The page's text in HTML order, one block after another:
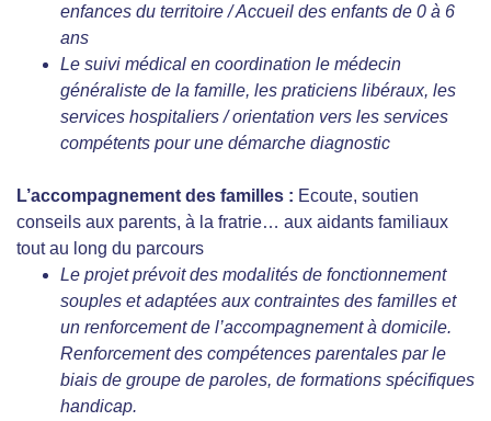
enfances du territoire / Accueil des enfants de 0 à 6
ans
Le suivi médical en coordination le médecin
généraliste de la famille, les praticiens libéraux, les
services hospitaliers / orientation vers les services
compétents pour une démarche diagnostic
L’accompagnement des familles : Ecoute, soutien
conseils aux parents, à la fratrie… aux aidants familiaux
tout au long du parcours
Le projet prévoit des modalités de fonctionnement
souples et adaptées aux contraintes des familles et
un renforcement de l’accompagnement à domicile.
Renforcement des compétences parentales par le
biais de groupe de paroles, de formations spécifiques
handicap.